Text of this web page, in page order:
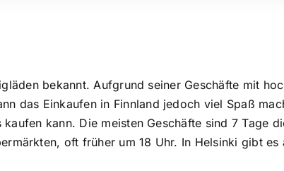
bekannt. Aufgrund seiner Geschäfte mit
das Einkaufen in Finnland jedoch viel Spaß
kann. Die meisten Geschäfte sind 7 Tage
oft früher um 18 Uhr. In Helsinki gibt es